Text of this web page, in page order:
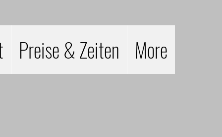
Preise & Zeiten More